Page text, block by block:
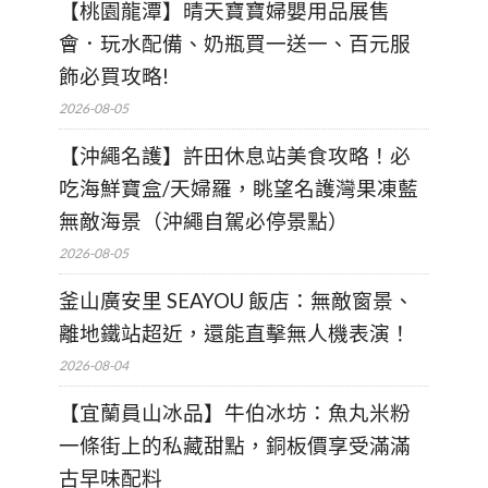
【桃園龍潭】晴天寶寶婦嬰用品展售
會．玩水配備、奶瓶買一送一、百元服
飾必買攻略!
2026-08-05
【沖繩名護】許田休息站美食攻略！必
吃海鮮寶盒/天婦羅，眺望名護灣果凍藍
無敵海景（沖繩自駕必停景點）
2026-08-05
釜山廣安里 SEAYOU 飯店：無敵窗景、
離地鐵站超近，還能直擊無人機表演！
2026-08-04
【宜蘭員山冰品】牛伯冰坊：魚丸米粉
一條街上的私藏甜點，銅板價享受滿滿
古早味配料